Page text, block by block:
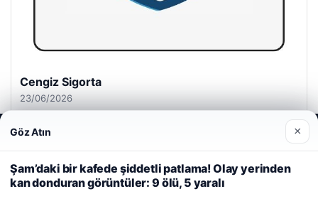
Cengiz Sigorta
23/06/2026
Web sitemizi nasıl kullandığınızı daha iyi anlayabilmek,
deneyiminizi kişiselleştirmek ve geliştirmek amacıyla çerezler
kullanıyoruz. Çerez Politikamız
Reddet Kabul Et
Göz Atın ×
Şam’daki bir kafede şiddetli patlama! Olay yerinden
kan donduran görüntüler: 9 ölü, 5 yaralı